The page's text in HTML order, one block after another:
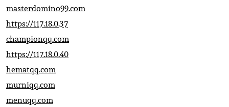
masterdomino99.com
https://117.18.0.37
championqq.com
https://117.18.0.40
hematqq.com
murniqq.com
menuqq.com